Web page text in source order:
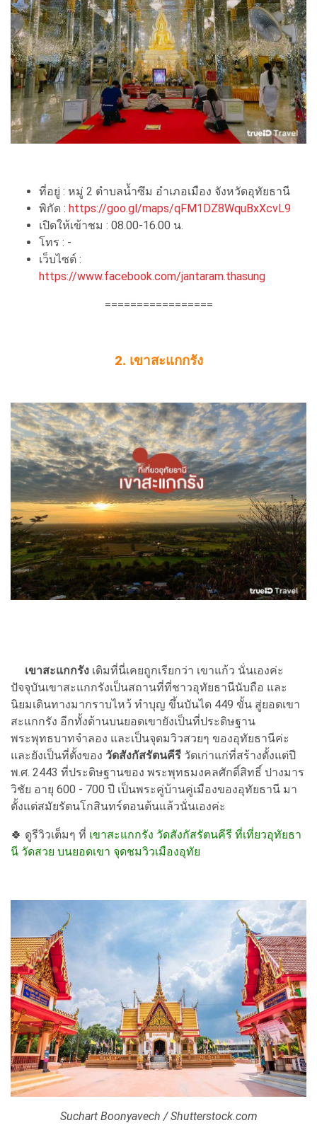
ที่อยู่ : หมู่ 2 ตำบลน้ำซึม อำเภอเมือง จังหวัดอุทัยธานี
พิกัด : https://goo.gl/maps/qFM1DZ8WquBxXcvL9
เปิดให้เข้าชม : 08.00-16.00 น.
โทร : -
เว็บไซต์ :
https://www.facebook.com/jantaram.thasung
=================
2. เขาสะแกกรัง
เขาสะแกกรัง เดิมที่นี่เคยถูกเรียกว่า เขาแก้ว นั่นเองค่ะ
ปัจจุบันเขาสะแกกรังเป็นสถานที่ที่ชาวอุทัยธานีนับถือ และ
นิยมเดินทางมากราบไหว้ ทำบุญ ขึ้นบันได 449 ขั้น สู่ยอดเขา
สะแกกรัง อีกทั้งด้านบนยอดเขายังเป็นที่ประดิษฐาน
พระพุทธบาทจำลอง และเป็นจุดมวิวสวยๆ ของอุทัยธานีค่ะ
และยังเป็นที่ตั้งของ วัดสังกัสรัตนคีรี วัดเก่าแก่ที่สร้างตั้งแต่ปี
พ.ศ. 2443 ที่ประดิษฐานของ พระพุทธมงคลศักดิ์สิทธิ์ ปางมาร
วิชัย อายุ 600 - 700 ปี เป็นพระคู่บ้านคู่เมืองของอุทัยธานี มา
ตั้งแต่สมัยรัตนโกสินทร์ตอนต้นแล้วนั่นเองค่ะ
🍀 ดูรีวิวเต็มๆ ที่ เขาสะแกกรัง วัดสังกัสรัตนคีรี ที่เที่ยวอุทัยธา
นี วัดสวย บนยอดเขา จุดชมวิวเมืองอุทัย
Suchart Boonyavech / Shutterstock.com